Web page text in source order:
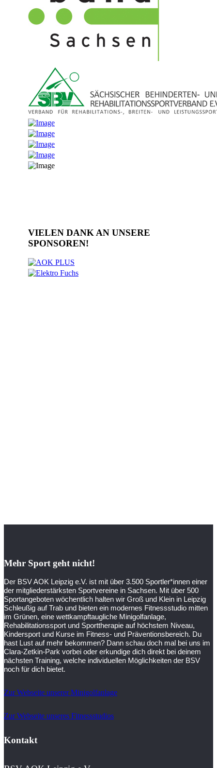
VIELEN DANK AN UNSERE
SPONSOREN!
Mehr Sport geht nicht!
Der BSV AOK Leipzig e.V. ist mit über 3.500 Sportler*innen einer
der mitgliederstärksten Sportvereine in Sachsen. Mit über 500
Sportangeboten wöchentlich halten wir Groß und Klein in Leipzig
Schleußig auf Trab und bieten ein modernes Fitnessstudio mitten
im Grünen, eine wettkampftaugliche Minigolfanlage,
Rehabilitationssport und Sporttherapie auf höchstem Niveau,
Kindersport und Kurse im Fitness- und Präventionsbereich. Du
hast Lust auf mehr bekommen? Dann schau doch mal bei uns im
Clara-Zetkin-Park vorbei oder erkundige dich direkt bei deinem
nächsten Training, welche individuellen Möglichkeiten der BSV
noch für dich bietet.
Zur Webseite unserer Minigolfanlage
Zur Webseite unseres Fitnessstudios
Kontakt